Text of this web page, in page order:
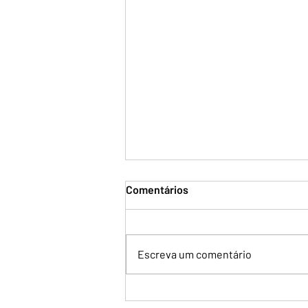
Comentários
Escreva um comentário